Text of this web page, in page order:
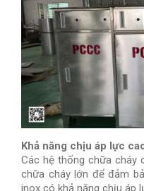
Khả năng chịu áp lực
Các hệ thống chữa cháy
chữa cháy lớn để đảm
inox có khả năng chịu áp